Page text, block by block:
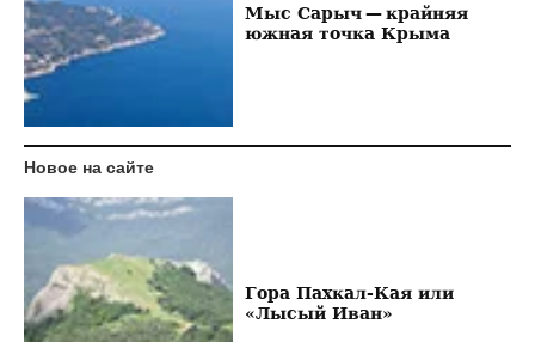
Мыс Сарыч — крайняя
южная точка Крыма
Новое на сайте
Гора Пахкал-Кая или
«Лысый Иван»